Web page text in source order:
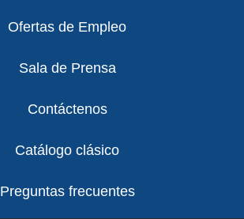
Ofertas de Empleo
Sala de Prensa
Contáctenos
Catálogo clásico
Preguntas frecuentes